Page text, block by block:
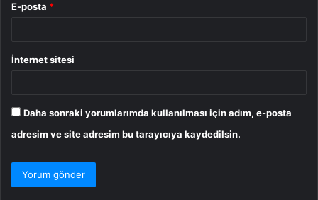
E-posta *
İnternet sitesi
Daha sonraki yorumlarımda kullanılması için adım, e-posta
adresim ve site adresim bu tarayıcıya kaydedilsin.